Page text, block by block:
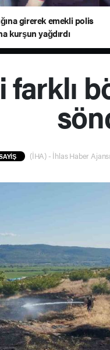
girerek emekli polis
kurşun yağdırdı
farklı
(İHA) - İhlas Haber